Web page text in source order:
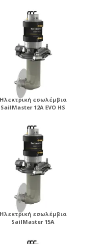
Ηλεκτρική εσωλέμβια
SailMaster 12A EVO HS
Ηλεκτρική εσωλέμβια
SailMaster 15A